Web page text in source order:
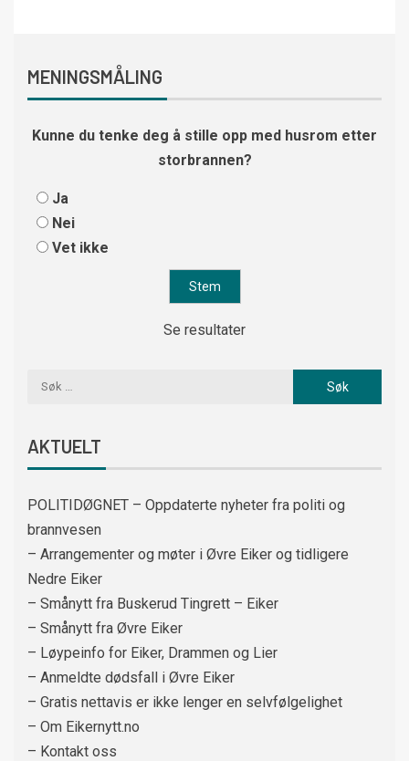
MENINGSMÅLING
Kunne du tenke deg å stille opp med husrom etter
storbrannen?
Ja
Nei
Vet ikke
Se resultater
AKTUELT
POLITIDØGNET – Oppdaterte nyheter fra politi og
brannvesen
– Arrangementer og møter i Øvre Eiker og tidligere
Nedre Eiker
– Smånytt fra Buskerud Tingrett – Eiker
– Smånytt fra Øvre Eiker
– Løypeinfo for Eiker, Drammen og Lier
– Anmeldte dødsfall i Øvre Eiker
– Gratis nettavis er ikke lenger en selvfølgelighet
– Om Eikernytt.no
– Kontakt oss